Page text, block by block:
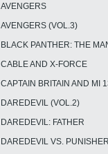
AVENGERS
AVENGERS (VOL.3)
BLACK PANTHER: THE
CABLE AND X-FORCE
CAPTAIN BRITAIN AND MI
DAREDEVIL (VOL.2)
DAREDEVIL: FATHER
DAREDEVIL VS. PUNISHER